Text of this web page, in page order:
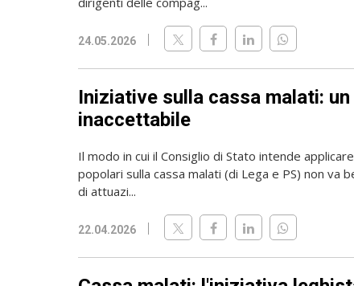
24.05.2026
Iniziative sulla cassa malati: un
inaccettabile
Il modo in cui il Consiglio di Stato intende
popolari sulla cassa malati (di Lega e PS) non va
di attuazi...
22.04.2026